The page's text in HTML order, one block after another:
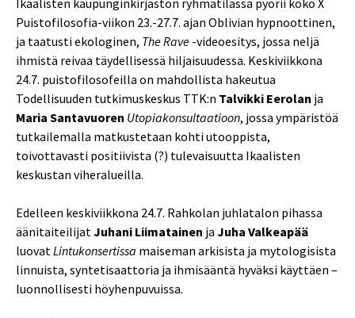
Ikaalisten kaupunginkirjaston ryhmätilassa pyörii koko X
Puistofilosofia-viikon 23.-27.7. ajan Oblivian hypnoottinen,
ja taatusti ekologinen, The Rave -videoesitys, jossa neljä
ihmistä reivaa täydellisessä hiljaisuudessa. Keskiviikkona
24.7. puistofilosofeilla on mahdollista hakeutua
Todellisuuden tutkimuskeskus TTK:n Talvikki Eerolan ja
Maria Santavuoren Utopiakonsultaatioon, jossa ympäristöä
tutkailemalla matkustetaan kohti utooppista,
toivottavasti positiivista (?) tulevaisuutta Ikaalisten
keskustan viheralueilla.
Edelleen keskiviikkona 24.7. Rahkolan juhlatalon pihassa
äänitaiteilijatJuhani Liimatainen ja Juha Valkeapää
luovatLintukonsertissa maiseman arkisista ja mytologisista
linnuista, syntetisaattoria ja ihmisääntä hyväksi käyttäen –
luonnollisesti höyhenpuvuissa.